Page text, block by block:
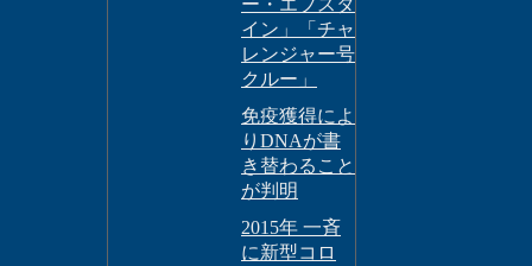
ー・エプスタ
イン」「チャ
レンジャー号
クルー」
免疫獲得によ
りDNAが書
き替わること
が判明
2015年 一斉
に新型コロ